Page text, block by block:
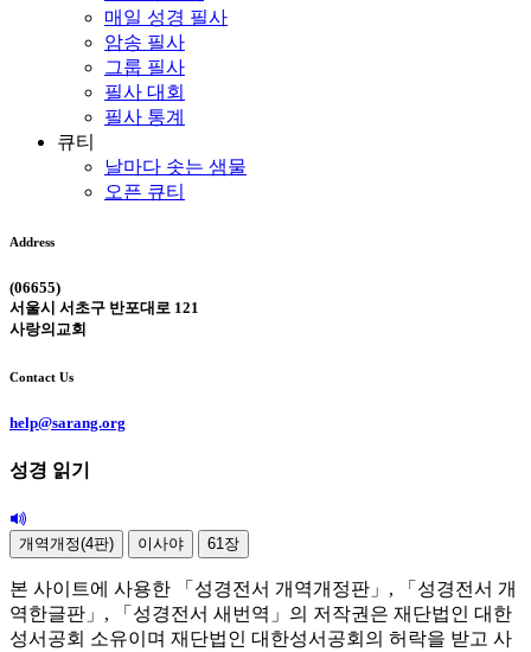
매일 성경 필사
암송 필사
그룹 필사
필사 대회
필사 통계
큐티
날마다 솟는 샘물
오픈 큐티
Address
(06655)
서울시 서초구 반포대로 121
사랑의교회
Contact Us
help@sarang.org
성경 읽기
개역개정(4판) 이사야 61장
본 사이트에 사용한 「성경전서 개역개정판」, 「성경전서 개
역한글판」, 「성경전서 새번역」의 저작권은 재단법인 대한
성서공회 소유이며 재단법인 대한성서공회의 허락을 받고 사